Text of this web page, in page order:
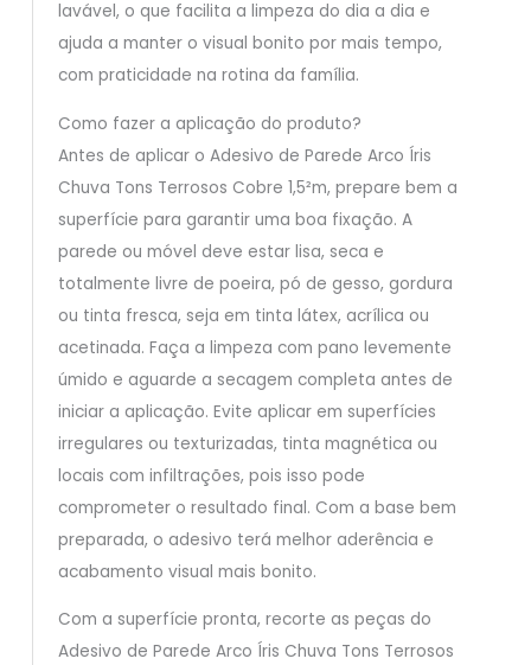
lavável, o que facilita a limpeza do dia a dia e
ajuda a manter o visual bonito por mais tempo,
com praticidade na rotina da família.
Como fazer a aplicação do produto?
Antes de aplicar o Adesivo de Parede Arco Íris
Chuva Tons Terrosos Cobre 1,5²m, prepare bem a
superfície para garantir uma boa fixação. A
parede ou móvel deve estar lisa, seca e
totalmente livre de poeira, pó de gesso, gordura
ou tinta fresca, seja em tinta látex, acrílica ou
acetinada. Faça a limpeza com pano levemente
úmido e aguarde a secagem completa antes de
iniciar a aplicação. Evite aplicar em superfícies
irregulares ou texturizadas, tinta magnética ou
locais com infiltrações, pois isso pode
comprometer o resultado final. Com a base bem
preparada, o adesivo terá melhor aderência e
acabamento visual mais bonito.
Com a superfície pronta, recorte as peças do
Adesivo de Parede Arco Íris Chuva Tons Terrosos